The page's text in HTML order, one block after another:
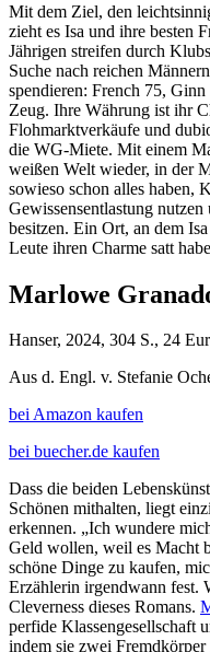
Mit dem Ziel, den
zieht es Isa und ihre besten
Jährigen streifen durch
Suche nach reichen
spendieren: French 75,
Zeug. Ihre Währung ist ihr
Flohmarktverkäufe und
die WG-Miete. Mit einem
weißen Welt wieder, in der
sowieso schon alles haben,
Gewissensentlastung
besitzen. Ein Ort, an dem
Leute ihren Charme satt
Marlowe
Hanser, 2024, 304 S., 24
Aus d. Engl. v. Stefanie
bei Amazon kaufen
bei buecher.de kaufen
Dass die beiden
Schönen mithalten, liegt
erkennen. „Ich wundere
Geld wollen, weil es Macht
schöne Dinge zu kaufen,
Erzählerin irgendwann fest.
Cleverness dieses Romans.
perfide Klassengesellschaft
indem sie zwei